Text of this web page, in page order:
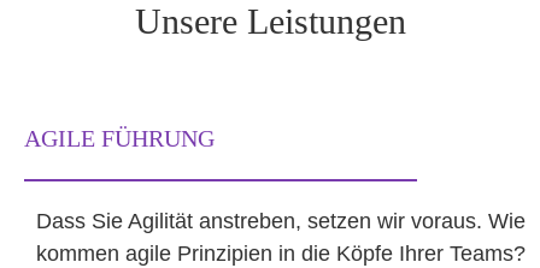
Unsere Leistungen
AGILE FÜHRUNG
Dass Sie Agilität anstreben, setzen wir voraus. Wie
kommen agile Prinzipien in die Köpfe Ihrer Teams?